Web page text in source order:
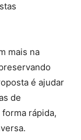
mais na
é ajudar
de
rápida,